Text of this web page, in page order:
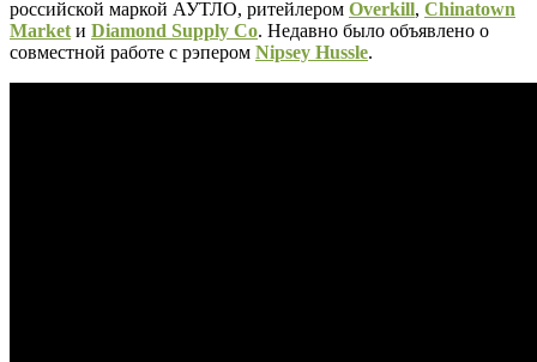
российской маркой АУТЛО, ритейлером Overkill, Chinatown
Market и Diamond Supply Co. Недавно было объявлено о
совместной работе с рэпером Nipsey Hussle.